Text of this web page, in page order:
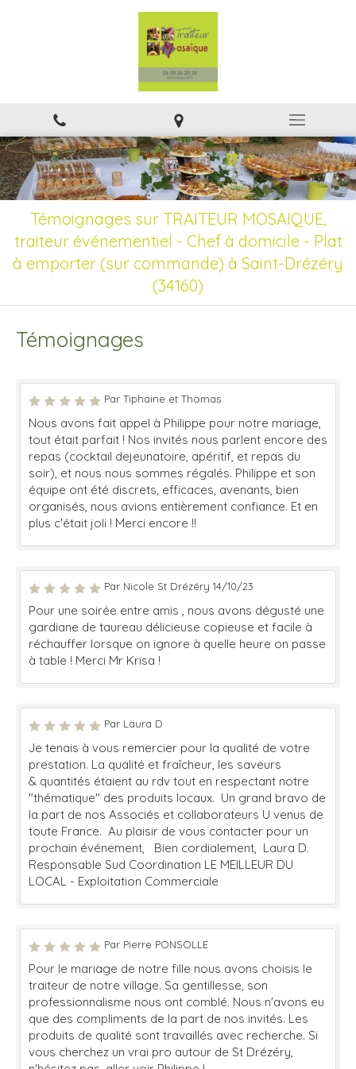
Témoignages sur TRAITEUR MOSAIQUE,
traiteur événementiel - Chef à domicile - Plat
à emporter (sur commande) à Saint-Drézéry
(34160)
Témoignages
Par Tiphaine et Thomas
Nous avons fait appel à Philippe pour notre mariage,
tout était parfait ! Nos invités nous parlent encore des
repas (cocktail dejeunatoire, apéritif, et repas du
soir), et nous nous sommes régalés. Philippe et son
équipe ont été discrets, efficaces, avenants, bien
organisés, nous avions entièrement confiance. Et en
plus c'était joli ! Merci encore !!
Par Nicole St Drézéry 14/10/23
Pour une soirée entre amis , nous avons dégusté une
gardiane de taureau délicieuse copieuse et facile à
réchauffer lorsque on ignore à quelle heure on passe
à table ! Merci Mr Krisa !
Par Laura D
Je tenais à vous remercier pour la qualité de votre
prestation. La qualité et fraîcheur, les saveurs
& quantités étaient au rdv tout en respectant notre
"thématique" des produits locaux. Un grand bravo de
la part de nos Associés et collaborateurs U venus de
toute France. Au plaisir de vous contacter pour un
prochain événement, Bien cordialement, Laura D.
Responsable Sud Coordination LE MEILLEUR DU
LOCAL - Exploitation Commerciale
Par Pierre PONSOLLE
Pour le mariage de notre fille nous avons choisis le
traiteur de notre village. Sa gentillesse, son
professionnalisme nous ont comblé. Nous n'avons eu
que des compliments de la part de nos invités. Les
produits de qualité sont travaillés avec recherche. Si
vous cherchez un vrai pro autour de St Drézéry,